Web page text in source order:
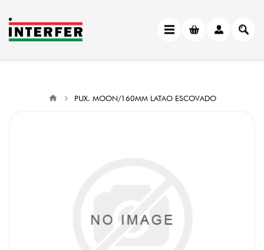
PUX. MOON/160MM LATAO ESCOVADO